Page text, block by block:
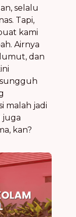
selalu
Tapi,
kami
Airnya
dan
malah jadi
juga
kan?